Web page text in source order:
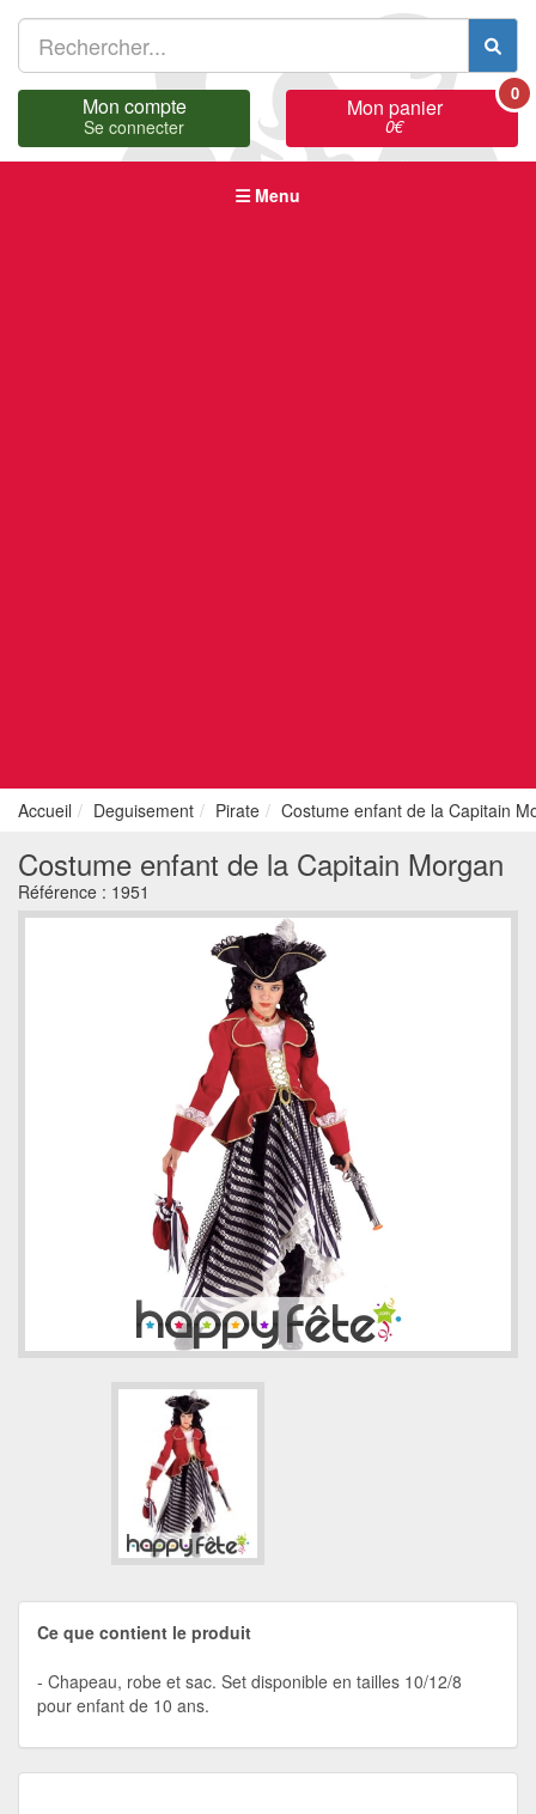
Mon compte
Se connecter
Mon panier
0€
0
Menu
Accueil Deguisement Pirate Costume enfant de la Capitain
Costume enfant de la Capitain Morgan
Référence : 1951
Ce que contient le produit
Chapeau, robe et sac. Set disponible en tailles 10/12/8
pour enfant de 10 ans.